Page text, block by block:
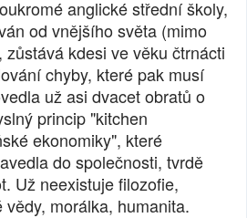
anglické střední školy,
od vnějšího světa (mimo
kdesi ve věku čtrnácti
chyby, které pak musí
už asi dvacet obratů o
princip "kitchen
ekonomiky", které
do společnosti, tvrdě
Už neexistuje filozofie,
morálka, humanita.